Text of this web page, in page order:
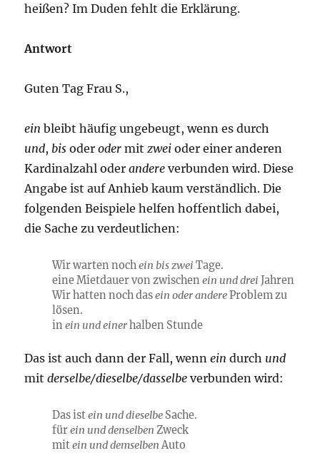
heißen? Im Duden fehlt die Erklärung.
Antwort
Guten Tag Frau S.,
ein bleibt häufig ungebeugt, wenn es durch
und, bis oderoder mit zwei oder einer anderen
Kardinalzahl oderandere verbunden wird. Diese
Angabe ist auf Anhieb kaum verständlich. Die
folgenden Beispiele helfen hoffentlich dabei,
die Sache zu verdeutlichen:
Wir warten nochein bis zwei Tage.
eine Mietdauer von zwischen ein und drei Jahren
Wir hatten noch dasein oder andereProblem zu
lösen.
in ein und einerhalben Stunde
Das ist auch dann der Fall, wennein durch und
mitderselbe/dieselbe/dasselbe verbunden wird:
Das istein und dieselbeSache.
fürein und denselben Zweck
mitein und demselben Auto